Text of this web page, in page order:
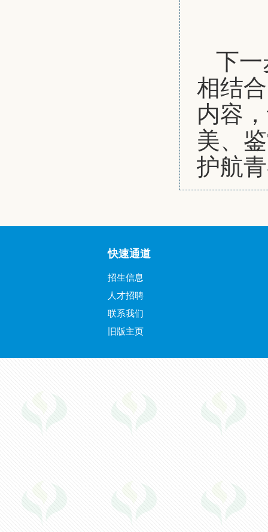
下
相结
内容
美、
护航
快速通道
招生信息
人才招聘
联系我们
旧版主页